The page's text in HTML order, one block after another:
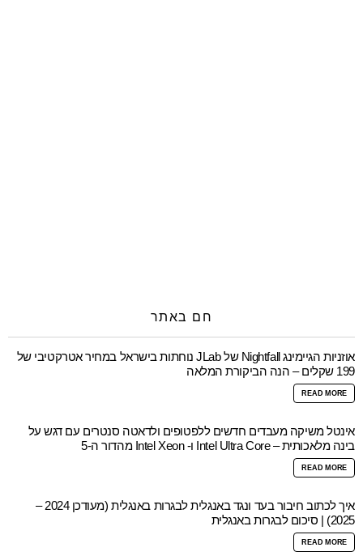
חם באתר
אוזניות הגיימינג Nightfall של JLab נוחתות בישראל במחיר אטרקטיבי של
199 שקלים – הנה הביקורת המלאה
READ MORE
אינטל משיקה מעבדים חדשים ללפטופים ולדאטה סנטרים עם דגש על
בינה מלאכותית – Intel Ultra Core ו- Intel Xeon מהדור ה-5
READ MORE
איך לכתוב חיבור בעד ונגד באנגלית לבגרות באנגלית (מעודכן 2024 –
2025) | סיכום לבגרות באנגלית
READ MORE